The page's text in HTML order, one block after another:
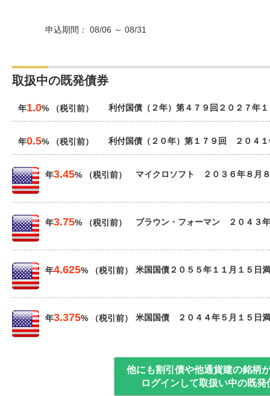
申込期間： 08/06 ～ 08/31
取扱中の既発債券
年1.0% （税引前） 利付国債（２年）第４７９回２０２７年
年0.5% （税引前） 利付国債（２０年）第１７９回 ２０４
年3.45% （税引前） マイクロソフト ２０３６年８月
年3.75% （税引前） ブラウン・フォーマン ２０４３
年4.625% （税引前） 米国国債２０５５年１１月１５日
年3.375% （税引前） 米国国債 ２０４４年５月１５日
他にも割引債や他通貨建の銘柄
ログインして取扱い中の既発